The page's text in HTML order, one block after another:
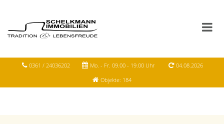
0361 / 24036202 Mo. - Fr. 09.00 - 19.00 Uhr
04.08.2026
Objekte: 184